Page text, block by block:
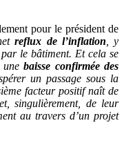
pour le président de
reflux de l’inflation , y
le bâtiment. Et cela se
unebaisse confirmée des
un passage sous la
facteur positif naît de
singulièrement, de leur
au travers d’un projet